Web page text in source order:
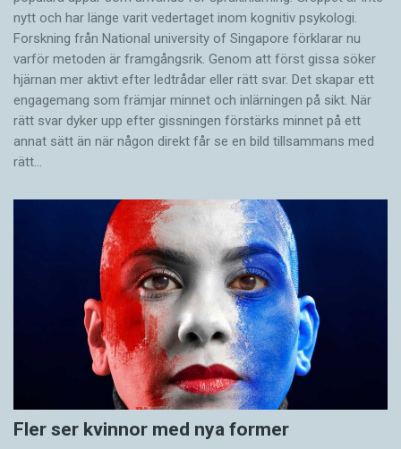
nytt och har länge varit vedertaget inom kognitiv psykologi.
Forskning från National university of Singa­pore förklarar nu
varför metoden är framgångsrik. Genom att först gissa ­söker
hjärnan mer aktivt ­efter ledtrådar eller rätt svar. Det skapar ett
engagemang som främjar minnet och inlärningen på sikt. När
rätt svar dyker upp efter gissningen förstärks minnet på ett
annat sätt än när någon direkt får se en bild tillsammans med
rätt…
Fler ser kvinnor med nya former